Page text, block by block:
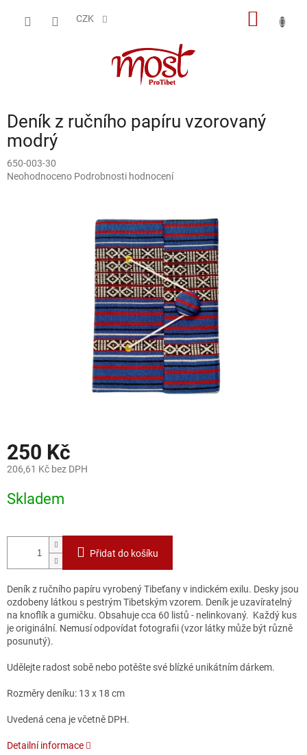
CZK
Deník z ručního papíru vzorovaný
modrý
650-003-30
Průměrné
Neohodnoceno Podrobnosti hodnocení
250 Kč
206,61 Kč bez DPH
cena:
Skladem
Přidat do košíku
Deník z ručního papíru vyrobený Tibeťany v indickém exilu. Desky jsou
ozdobeny látkou s pestrým Tibetským vzorem. Deník je uzavíratelný
na knoflík a gumičku. Obsahuje cca 60 listů - nelinkovaný. Každý kus
je originální. Nemusí odpovídat fotografii (vzor látky může být různě
posunutý).
Udělejte radost sobě nebo potěšte své blízké unikátním dárkem.
Rozměry deníku: 13 x 18 cm
Uvedená cena je včetně DPH.
Detailní informace